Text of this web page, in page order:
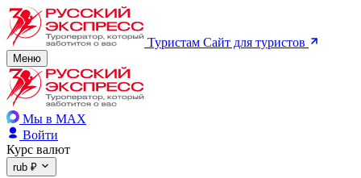
Туристам Сайт для туристов
Меню
Мы в MAX
Войти
Курс валют
rub ₽